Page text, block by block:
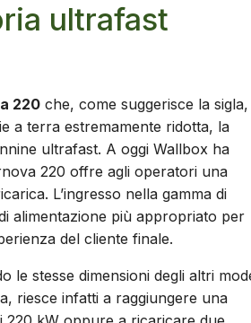
ultrafast
220 che, come suggerisce la
a terra estremamente ridotta, la
ultrafast. A oggi Wallbox ha
220 offre agli operatori una
L’ingresso nella gamma di
alimentazione più appropriato per
del cliente finale.
le stesse dimensioni degli altri
riesce infatti a raggiungere una